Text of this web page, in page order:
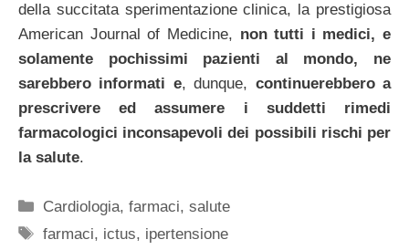
della succitata sperimentazione clinica, la prestigiosa
American Journal of Medicine, non tutti i medici, e
solamente pochissimi pazienti al mondo, ne
sarebbero informati e, dunque, continuerebbero a
prescrivere edassumere i suddetti rimedi
farmacologici inconsapevoli dei possibili rischi per
la salute.
Categorie
Cardiologia,farmaci,salute
Tag
farmaci, ictus, ipertensione